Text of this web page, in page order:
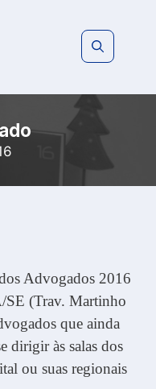
Advogados 2016
SE (Trav. Martinho
que ainda
dirigir às salas dos
ou suas regionais